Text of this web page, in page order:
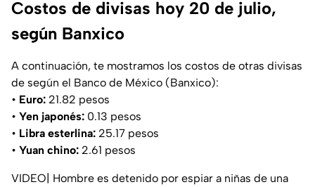
Costos de divisas hoy 20 de julio,
según Banxico
A continuación, te mostramos los costos de otras divisas
de según el Banco de México (Banxico):
• Euro: 21.82 pesos
• Yen japonés: 0.13 pesos
• Libra esterlina: 25.17 pesos
• Yuan chino: 2.61 pesos
VIDEO| Hombre es detenido por espiar a niñas de una